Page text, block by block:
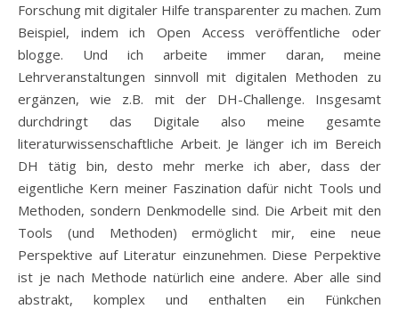
Forschung mit digitaler Hilfe transparenter zu machen. Zum
Beispiel, indem ich Open Access veröffentliche oder
blogge. Und ich arbeite immer daran, meine
Lehrveranstaltungen sinnvoll mit digitalen Methoden zu
ergänzen, wie z.B. mit der DH-Challenge. Insgesamt
durchdringt das Digitale also meine gesamte
literaturwissenschaftliche Arbeit. Je länger ich im Bereich
DH tätig bin, desto mehr merke ich aber, dass der
eigentliche Kern meiner Faszination dafür nicht Tools und
Methoden, sondern Denkmodelle sind. Die Arbeit mit den
Tools (und Methoden) ermöglicht mir, eine neue
Perspektive auf Literatur einzunehmen. Diese Perpektive
ist je nach Methode natürlich eine andere. Aber alle sind
abstrakt, komplex und enthalten ein Fünkchen